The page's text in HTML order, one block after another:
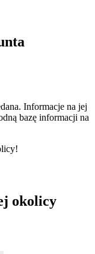
Informacje na jej
bazę informacji na
okolicy